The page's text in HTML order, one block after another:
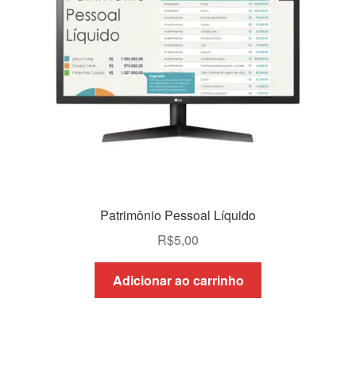
Patrimônio Pessoal Líquido
R$5,00
Adicionar ao carrinho